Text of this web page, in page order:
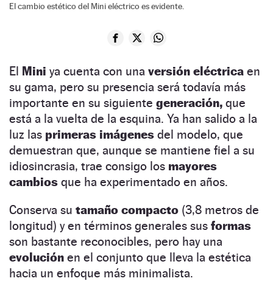
El cambio estético del Mini eléctrico es evidente.
El Mini ya cuenta con una versión eléctrica en
su gama, pero su presencia será todavía más
importante en su siguiente generación, que
está a la vuelta de la esquina. Ya han salido a la
luz las primeras imágenes del modelo, que
demuestran que, aunque se mantiene fiel a su
idiosincrasia, trae consigo los mayores
cambios que ha experimentado en años.
Conserva su tamaño compacto (3,8 metros de
longitud) y en términos generales sus formas
son bastante reconocibles, pero hay una
evolución en el conjunto que lleva la estética
hacia un enfoque más minimalista.